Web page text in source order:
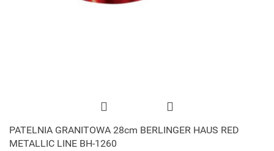
PATELNIA GRANITOWA 28cm BERLINGER HAUS RED
METALLIC LINE BH-1260